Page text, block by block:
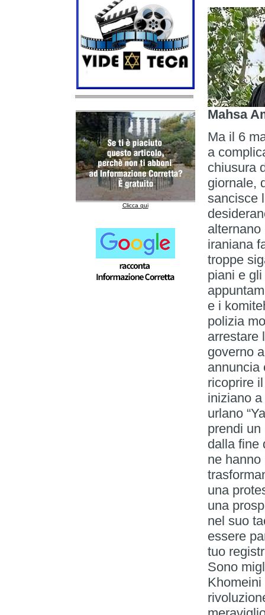
Clicca qui
Mahsa
Ma il 6
a
chiusura
giornale,
sancisce
iraniana
troppe
piani e
e i
polizia
arrestare
governo
annuncia
ricoprire
iniziano
urlano
prendi
dalla fine
ne
una
una
nel suo
essere
tuo
Sono
Khomeini